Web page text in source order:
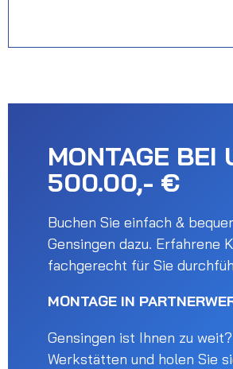
MONTAGE BEI
500.00,- €
Buchen Sie einfach &
Gensingen dazu. Erfahrene
fachgerecht für Sie
MONTAGE IN
Gensingen ist Ihnen zu
Werkstätten und holen Sie